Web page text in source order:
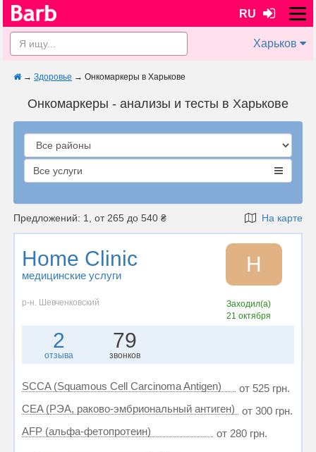
RU
Харьков
→ Здоровье → Онкомаркеры в Харькове
Онкомаркеры - анализы и тесты в Харькове
Все услуги
Предложений: 1, от 265 до 540 ₴ На карте
Home Clinic
медицинские услуги H
р-н. Шевченковский
Заходил(а)
21 октября
2
отзыва
79
звонков
SCCA (Squamous Cell Carcinoma Antigen)
от 525 грн.
CEA (РЭА, раково-эмбриональный антиген)
от 300 грн.
AFP (альфа-фетопротеин)
от 280 грн.